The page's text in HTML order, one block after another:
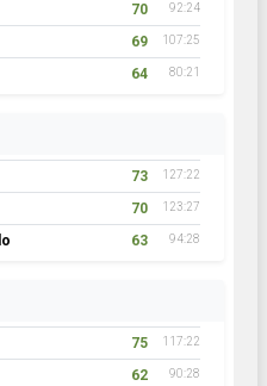
70 92:24
69 107:25
64 80:21
73 127:22
70 123:27
63 94:28
75 117:22
62 90:28